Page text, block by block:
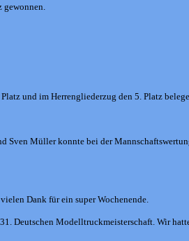
und im Herrengliederzug den 5. Platz
Sven Müller konnte bei der
Dank für ein super Wochenende.
Deutschen Modelltruckmeisterschaft. Wir